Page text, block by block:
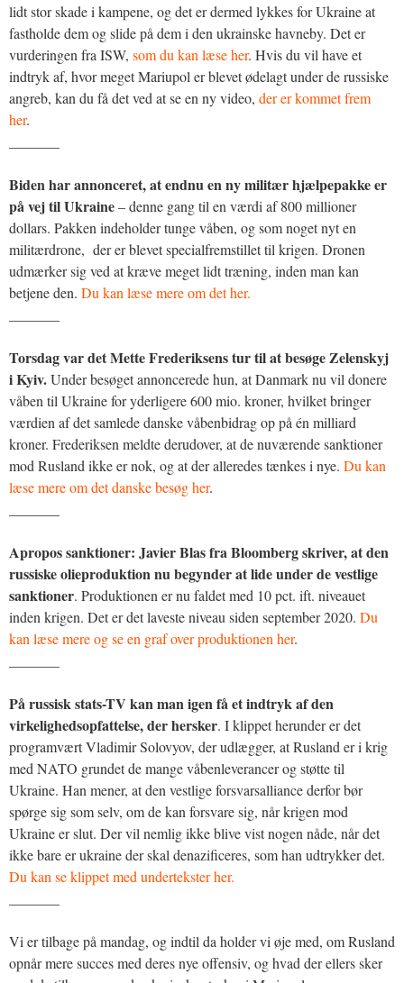
lidt stor skade i kampene, og det er dermed lykkes for Ukraine at
fastholde dem og slide på dem i den ukrainske havneby. Det er
vurderingen fra ISW, som du kan læse her. Hvis du vil have et
indtryk af, hvor meget Mariupol er blevet ødelagt under de russiske
angreb, kan du få det ved at se en ny video, der er kommet frem
her.
Biden har annonceret, at endnu en ny militær hjælpepakke er
på vej til Ukraine– denne gang til en værdi af 800 millioner
dollars. Pakken indeholder tunge våben, og som noget nyt en
militærdrone, der er blevet specialfremstillet til krigen. Dronen
udmærker sig ved at kræve meget lidt træning, inden man kan
betjene den. Du kan læse mere om det her.
Torsdag var det Mette Frederiksens tur til at besøge Zelenskyj
i Kyiv.Under besøget annoncerede hun, at Danmark nu vil donere
våben til Ukraine for yderligere 600 mio. kroner, hvilket bringer
værdien af det samlede danske våbenbidrag op på én milliard
kroner. Frederiksen meldte derudover, at de nuværende sanktioner
mod Rusland ikke er nok, og at der alleredes tænkes i nye. Du kan
læse mere om det danske besøg her.
Apropos sanktioner: Javier Blas fra Bloomberg skriver, at den
russiske olieproduktion nu begynder at lide under de vestlige
sanktioner. Produktionen er nu faldet med 10 pct. ift. niveauet
inden krigen. Det er det laveste niveau siden september 2020. Du
kan læse mere og se en graf over produktionen her.
På russisk stats-TV kan man igen få et indtryk af den
virkelighedsopfattelse, der hersker. I klippet herunder er det
programvært VladimirSolovyov, der udlægger, at Rusland er i krig
med NATO grundet de mange våbenleverancer og støtte til
Ukraine. Han mener, at den vestlige forsvarsalliance derfor bør
spørge sig som selv, om de kan forsvare sig, når krigen mod
Ukraine er slut. Der vil nemlig ikke blive vist nogen nåde, når det
ikke bare er ukraine der skal denazificeres, som han udtrykker det.
Du kan se klippet med undertekster her.
Vi er tilbage på mandag, og indtil da holder vi øje med, om Rusland
opnår mere succes med deres nye offensiv, og hvad der ellers sker